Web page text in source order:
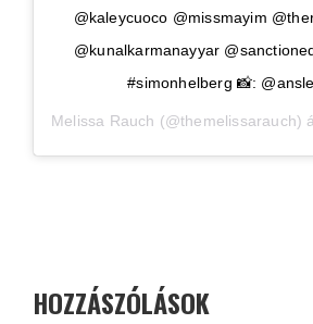
@kaleycuoco @missmayim
@kunalkarmanayyar
#simonhelberg 📸:
Melissa Rauch (@themelissarauch) által
HOZZÁSZÓLÁSOK